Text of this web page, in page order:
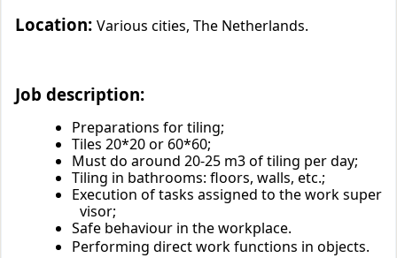
Location: Various cities, The Netherlands.
Job description:
Preparations for tiling;
Tiles 20*20 or 60*60;
Must do around 20-25 m3 of tiling per day;
Tiling in bathrooms: floors, walls, etc.;
Execution of tasks assigned to the work super
visor;
Safe behaviour in the workplace.
Performing direct work functions in objects.